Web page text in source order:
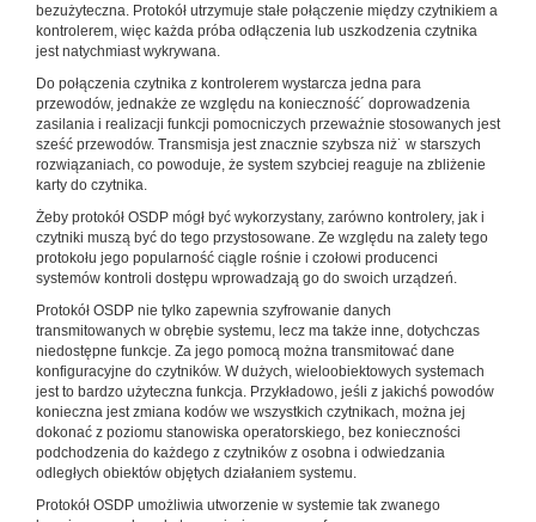
bezużyteczna. Protokół utrzymuje stałe połączenie między czytnikiem a
kontrolerem, więc każda próba odłączenia lub uszkodzenia czytnika
jest natychmiast wykrywana.
Do połączenia czytnika z kontrolerem wystarcza jedna para
przewodów, jednakże ze względu na konieczność´ doprowadzenia
zasilania i realizacji funkcji pomocniczych przeważnie stosowanych jest
sześć przewodów. Transmisja jest znacznie szybsza niż˙ w starszych
rozwiązaniach, co powoduje, że system szybciej reaguje na zbliżenie
karty do czytnika.
Żeby protokół OSDP mógł być wykorzystany, zarówno kontrolery, jak i
czytniki muszą być do tego przystosowane. Ze względu na zalety tego
protokołu jego popularność ciągle rośnie i czołowi producenci
systemów kontroli dostępu wprowadzają go do swoich urządzeń.
Protokół OSDP nie tylko zapewnia szyfrowanie danych
transmitowanych w obrębie systemu, lecz ma także inne, dotychczas
niedostępne funkcje. Za jego pomocą można transmitować dane
konfiguracyjne do czytników. W dużych, wieloobiektowych systemach
jest to bardzo użyteczna funkcja. Przykładowo, jeśli z jakichś powodów
konieczna jest zmiana kodów we wszystkich czytnikach, można jej
dokonać z poziomu stanowiska operatorskiego, bez konieczności
podchodzenia do każdego z czytników z osobna i odwiedzania
odległych obiektów objętych działaniem systemu.
Protokół OSDP umożliwia utworzenie w systemie tak zwanego